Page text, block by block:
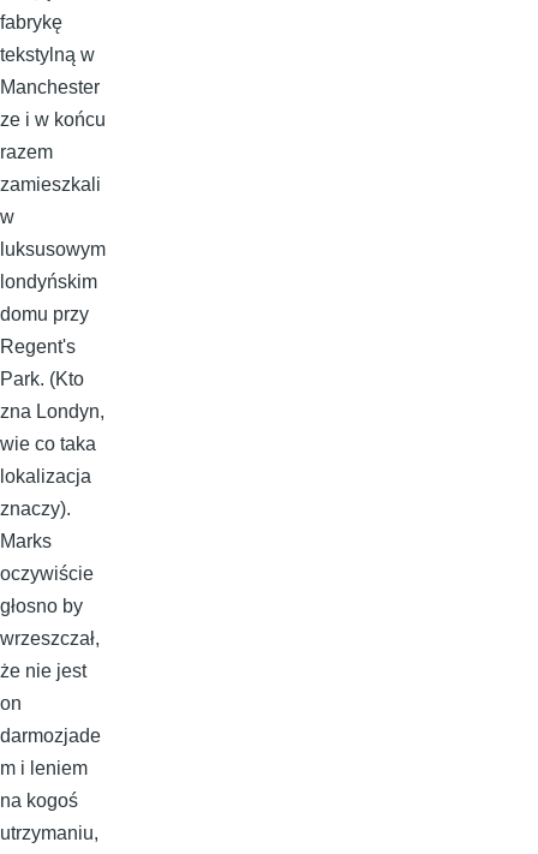
fabrykę
tekstylną w
Manchester
ze i w końcu
razem
zamieszkali
w
luksusowym
londyńskim
domu przy
Regent's
Park. (Kto
zna Londyn,
wie co taka
lokalizacja
znaczy).
Marks
oczywiście
głosno by
wrzeszczał,
że nie jest
on
darmozjade
m i leniem
na kogoś
utrzymaniu,